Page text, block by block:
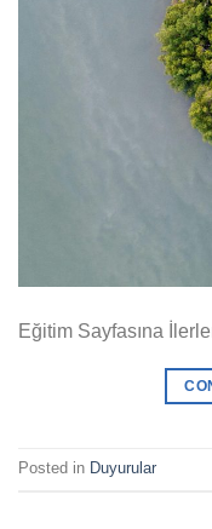
Eğitim Sayfasına
Posted in Duyurular